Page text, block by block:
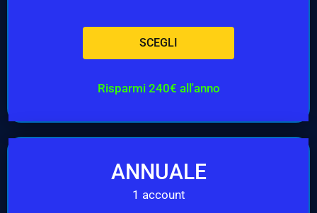
SCEGLI
Risparmi 240€ all'anno
ANNUALE
1 account